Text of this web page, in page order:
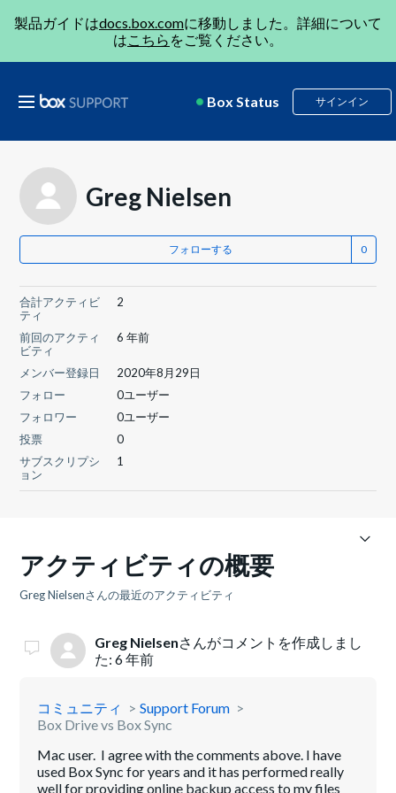
製品ガイドはdocs.box.comに移動しました。詳細について
はこちら をご覧ください。
Box Status サインイン
Greg Nielsen
フォローする
合計アクティビ
ティ
2
前回のアクティ
ビティ
6 年前
メンバー登録日
2020年8月29日
フォロー
0ユーザー
フォロワー
0ユーザー
投票
0
サブスクリプシ
ョン
1
アクティビティの概要
Greg Nielsenさんの最近のアクティビティ
Greg Nielsenさんがコメントを作成しまし
た:6 年前
コミュニティ
Support Forum
Box Drive vs Box Sync
Mac user. I agree with the comments above. I have
used Box Sync for years and it has performed really
well for providing online backup access to my files